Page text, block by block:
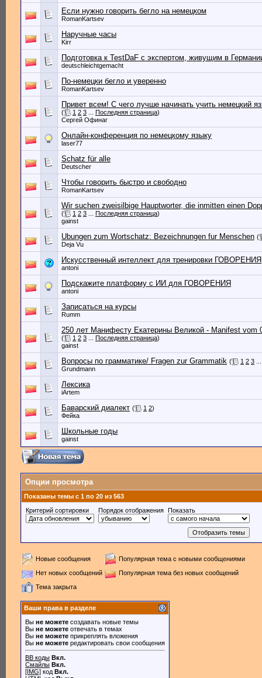
Если нужно говорить бегло на немецком
RomanKartsev
Наручные часы
Kirr
Подготовка к TestDaF с экспертом, живущим в
deutschleichtgemacht
По-немецки бегло и уверенно
RomanKartsev
Привет всем! С чего лучше начинать учить немецкий
( 1 2 3 Последняя страница)
Сергей Офинаг
Онлайн-конференция по немецкому языку
laser77
Schatz für alle
Deutscher
Чтобы говорить быстро и свободно
RomanKartsev
Wir suchen zweisilbige Hauptworter, die inmitten einen
( 1 2 3 Последняя страница)
gainst
Ubungen zum Wortschatz: Bezeichnungen fur Menschen (
Deja Vu
Искусственный интеллект для тренировки ГОВОРЕНИЯ
antoni
Подскажите платформу с ИИ для ГОВОРЕНИЯ
antoni
Записаться на курсы
Rumm
250 лет Манифесту Екатерины Великой - Manifest vom
( 1 2 3 Последняя страница)
gainst
Вопросы по грамматике/ Fragen zur Grammatik ( 1 2 3
Grundmann
Лексика
iArtem
Баварский диалект ( 1 2)
Фейка
Школьные годы
gainst
Опции просмотра
Показаны темы с 1 по 20 из 563
Критерий сортировки
Порядок отображения Показать
Новые сообщения
Популярная тема с новыми сообщениями
Нет новых сообщений
Популярная тема без новых сообщений
Тема закрыта
Ваши права в разделе
Вы не можете создавать новые темы
Вы не можете отвечать в темах
Вы не можете прикреплять вложения
Вы не можете редактировать свои сообщения
BB коды Вкл.
Смайлы Вкл.
[IMG] код Вкл.